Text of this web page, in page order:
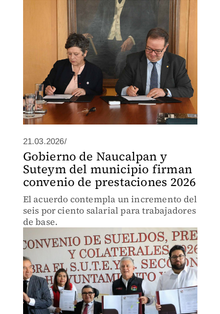
21.03.2026/
Gobierno de Naucalpan y
Suteym del municipio firman
convenio de prestaciones 2026
El acuerdo contempla un incremento del
seis por ciento salarial para trabajadores
de base.